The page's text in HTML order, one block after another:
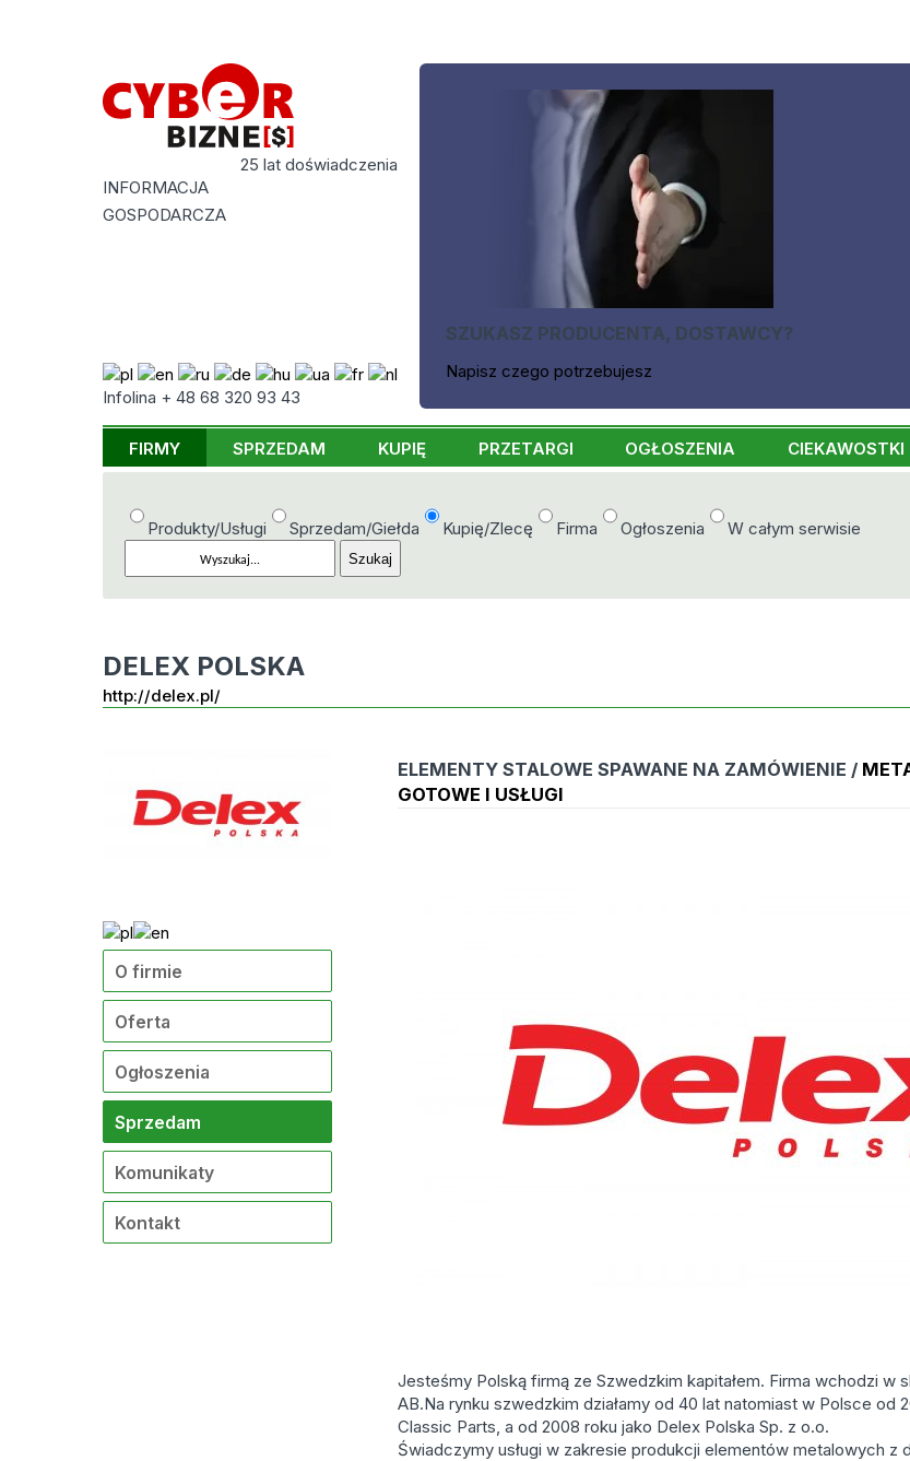
25 lat doświadczenia
INFORMACJA
GOSPODARCZA
Infolina + 48 68 320 93 43
SZUKASZ PRODUCENTA, DOSTAWCY?
Napisz czego potrzebujesz
FIRMY SPRZEDAM KUPIĘ PRZETARGI OGŁOSZENIA CIEKAWOSTKI
Produkty/Usługi Sprzedam/Giełda Kupię/Zlecę Firma Ogłoszenia W całym serwisie
DELEX POLSKA
http://delex.pl/
O firmie
Oferta
Ogłoszenia
Sprzedam
Komunikaty
Kontakt
ELEMENTY STALOWE SPAWANE NA ZAMÓWIENIE /
GOTOWE I USŁUGI
Jesteśmy Polską firmą ze Szwedzkim kapitałem. Firma wchodzi w
AB.Na rynku szwedzkim działamy od 40 lat natomiast w Polsce od
Classic Parts, a od 2008 roku jako Delex Polska Sp. z o.o.
Świadczymy usługi w zakresie produkcji elementów metalowych z